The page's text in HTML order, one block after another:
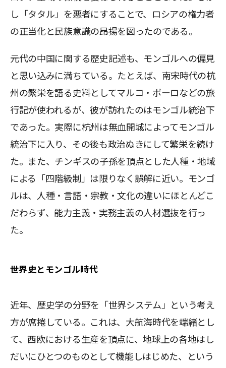
し「タタル」を悪者にすることで、ロシアの権力者
の正当化と民族意識の昂揚を図ったのである。
元代の中国に関する歴史記述も、モンゴルへの偏見
と思い込みに満ちている。たとえば、南宋時代の杭
州の繁栄を語る史料としてマルコ・ポーロなどの旅
行記が使われるが、彼が訪れたのはモンゴル統治下
であった。実際に杭州は無血開城によってモンゴル
統治下に入り、その後も政治ぬきにして繁栄を続け
た。また、チンギスの子孫を頂点とした人種・地域
による「四階級制」は限りなく誤解に近い。モンゴ
ルは、人種・言語・宗教・文化の違いにほとんどこ
だわらず、能力主義・実務主義の人材選抜を行っ
た。
世界史とモンゴル時代
近年、歴史学の分野を「世界システム」という考え
方が席捲している。これは、大航海時代を端緒とし
て、西欧における生産を頂点に、地球上の各地はし
だいにひとつのものとして機能しはじめた、という